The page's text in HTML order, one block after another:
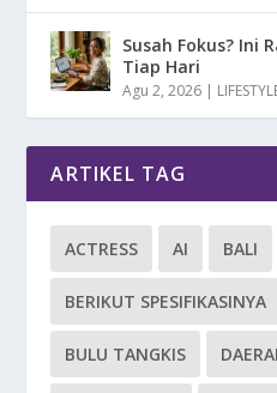
Susah Fokus? Ini
Tiap Hari
Agu 2, 2026 |
ARTIKEL TAG
ACTRESS AI BALI
BERIKUT SPESIFIKASINYA
BULU TANGKIS